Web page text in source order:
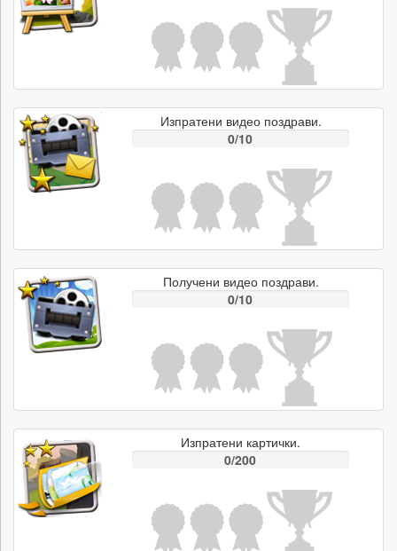
Изпратени видео поздрави.
0/10
Получени видео поздрави.
0/10
Изпратени картички.
0/200